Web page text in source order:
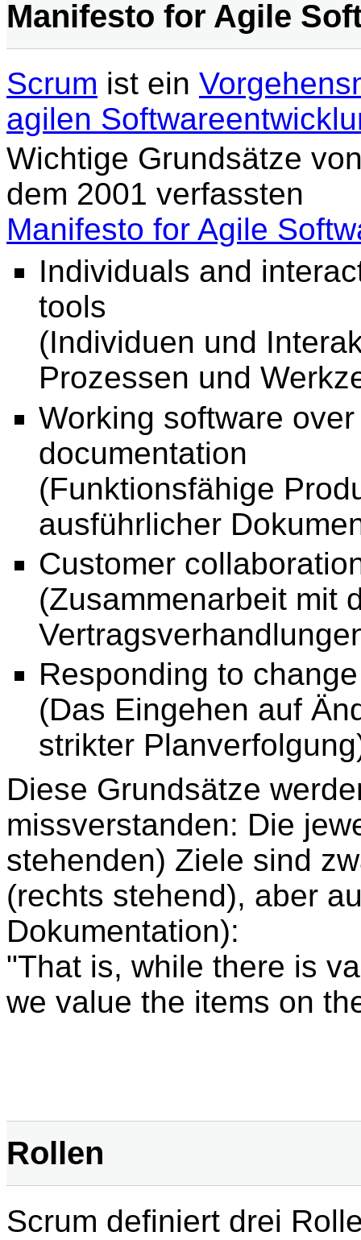
Manifesto for Agile
Scrum ist ein
agilen
Wichtige Grundsätze
dem 2001 verfassten
Manifesto for Agile
Individuals and
tools
(Individuen und
Prozessen und
Working software
documentation
(Funktionsfähige
ausführlicher
Customer
(Zusammenarbeit mit
Responding to
(Das Eingehen auf
strikter
Diese Grundsätze
missverstanden: Die
stehenden) Ziele sind
(rechts stehend), aber
Dokumentation):
"That is, while there is
we value the items on
Rollen
Scrum definiert drei